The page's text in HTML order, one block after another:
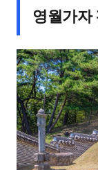
영월가자